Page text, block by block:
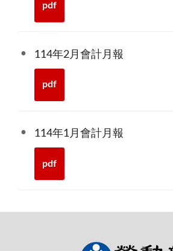
pdf
114年2月會計月報
pdf
114年1月會計月報
pdf